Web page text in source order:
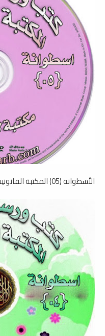
الأسطوانة (05) المكتبة القانونية - كتب ورسائل علمية ، pdf